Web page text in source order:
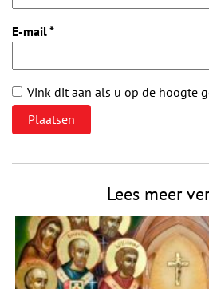
E-mail*
Vink dit aan als u op de hoogte
Lees meer